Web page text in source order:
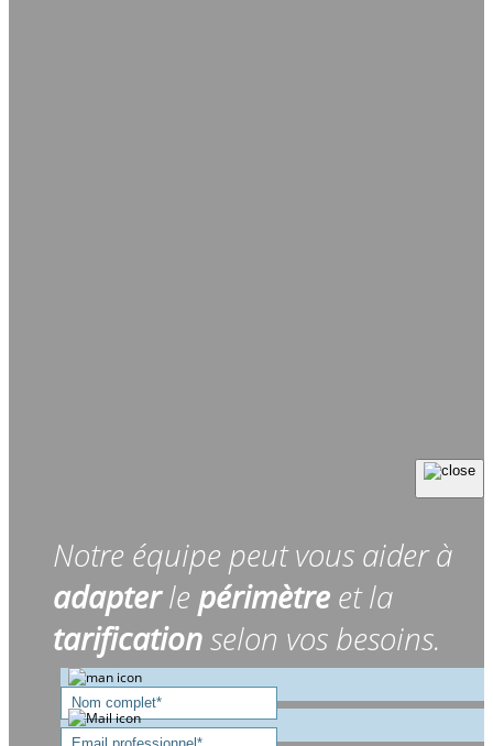
Notre équipe peut vous aider à
adapterle périmètre et la
tarificationselon vos besoins.